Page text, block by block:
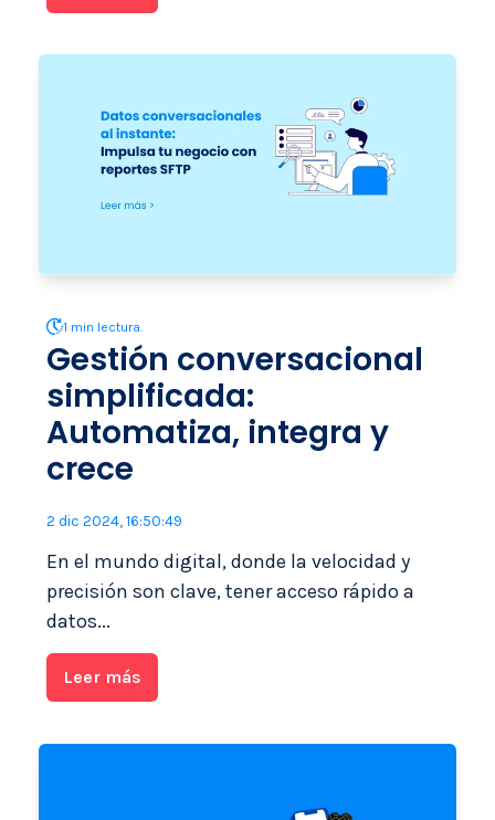
1 min lectura.
Gestión conversacional
simplificada:
Automatiza, integra y
crece
2 dic 2024, 16:50:49
En el mundo digital, donde la velocidad y
precisión son clave, tener acceso rápido a
datos...
Leer más